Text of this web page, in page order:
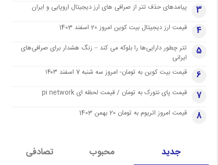
3 پیامدهای حذف تتر از صرافی های ارز دیجیتال اروپایی و ایران
4 قیمت ارز دیجیتال بیت کوین امروز 20 اسفند 1403
5
تتر چطور دارایی‌ها را بلوکه می کند – زنگ هشدار برای صرافی‌های
ایرانی
6 قیمت بیت کوین به تومان- امروز سه شنبه 7 اسفند ۱۴۰۳
7 قیمت پای نتورک به تومان / قیمت لحظه ای pi network
8 قیمت امروز اتریوم به تومان 20 بهمن 1403
جدید محبوب تصادفی